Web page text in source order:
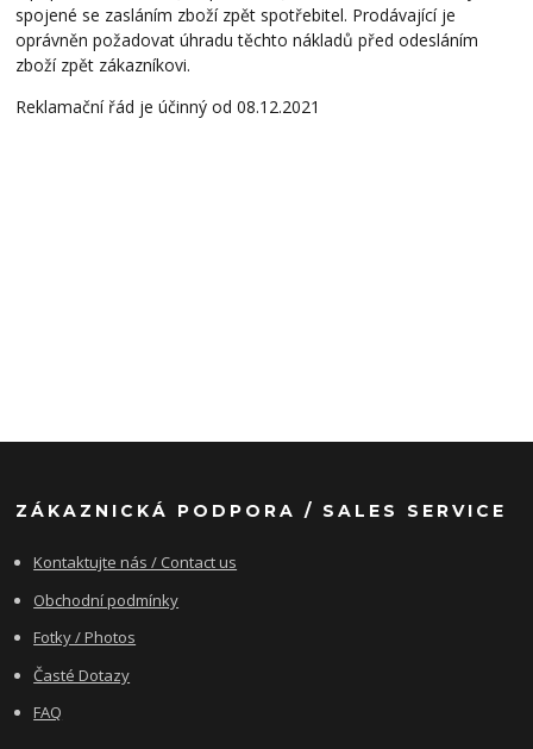
spojené se zasláním zboží zpět spotřebitel. Prodávající je
oprávněn požadovat úhradu těchto nákladů před odesláním
zboží zpět zákazníkovi.
Reklamační řád je účinný od 08.12.2021
ZÁKAZNICKÁ PODPORA / SALES SERVICE
Kontaktujte nás / Contact us
Obchodní podmínky
Fotky / Photos
Časté Dotazy
FAQ